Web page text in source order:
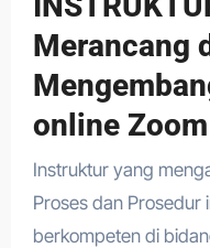
Merancang
online
Instruktur yang
Proses dan Prosedur
berkompeten di